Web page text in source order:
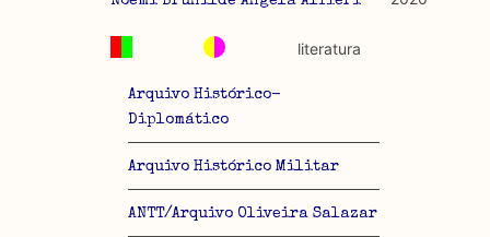
Arquivo Histórico-
Diplomático
Arquivo Histórico Militar
ANTT/Arquivo Oliveira Salazar
literatura